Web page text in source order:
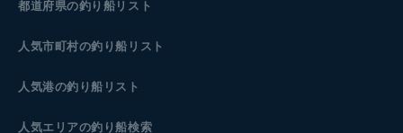
都道府県の釣り船リスト
人気市町村の釣り船リスト
人気港の釣り船リスト
人気エリアの釣り船検索